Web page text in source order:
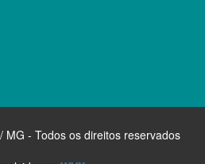
MG - Todos os direitos reservados